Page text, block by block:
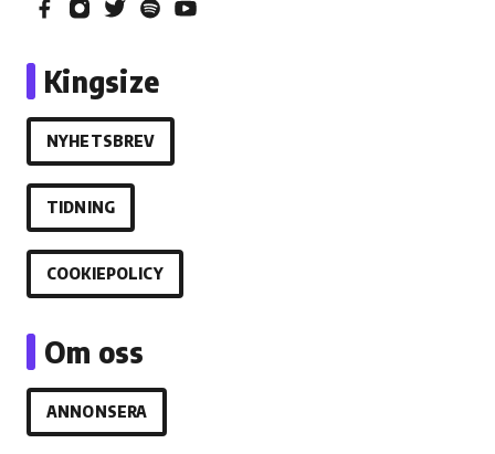
Kingsize
NYHETSBREV
TIDNING
COOKIEPOLICY
Om oss
ANNONSERA